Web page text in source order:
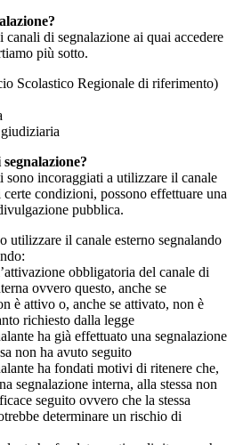
di segnalazione ai quai accedere
più sotto.
Scolastico Regionale di riferimento)
incoraggiati a utilizzare il canale
condizioni, possono effettuare una
pubblica.
utilizzare il canale esterno segnalando
obbligatoria del canale di
ovvero questo, anche se
è attivo o, anche se attivato, non è
richiesto dalla legge
ha già effettuato una segnalazione
non ha avuto seguito
ha fondati motivi di ritenere che,
segnalazione interna, alla stessa non
seguito ovvero che la stessa
determinare un rischio di